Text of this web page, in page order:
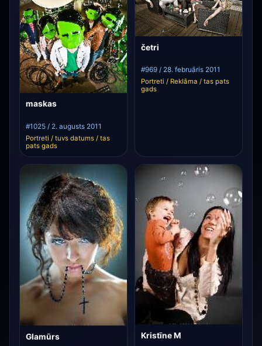
maskas
#1025 / 2. augusts 2011
Portreti / tuvs datums / tas
pats gads
četri
#969 / 28. februāris 2011
Portreti / Reklāma / tas pats
gads
Glamūrs Kristīne M